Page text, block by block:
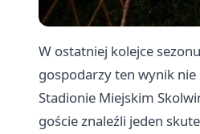
W ostatniej kolejce
gospodarzy ten wynik
Stadionie Miejskim
goście znaleźli jeden